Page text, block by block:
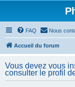
FAQ Nous
Accueil du forum
Vous devez vous
consulter le profil